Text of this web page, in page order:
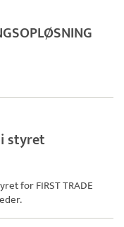
styret
forFIRST TRADE